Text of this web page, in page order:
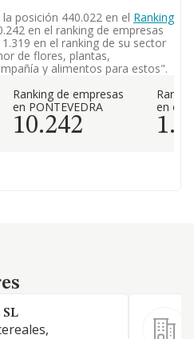
posición 440.022 en el Ranking
en el ranking de empresas
en el ranking de su sector
de flores, plantas,
y alimentos para estos".
Ranking de empresas
en PONTEVEDRA
10.242
en el
SL